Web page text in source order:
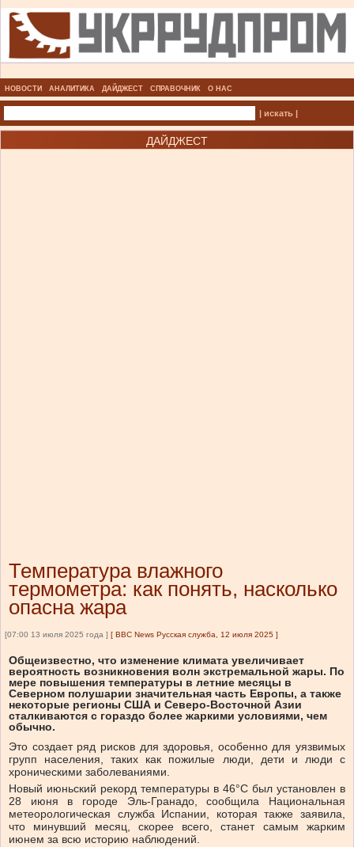
НОВОСТИ АНАЛИТИКА ДАЙДЖЕСТ СПРАВОЧНИК О НАС
| искать |
ДАЙДЖЕСТ
Температура влажного
термометра: как понять, насколько
опасна жара
[07:00 13 июля 2025 года ] [ BBC News Русская служба, 12 июля 2025 ]
Общеизвестно, что изменение климата увеличивает
вероятность возникновения волн экстремальной жары. По
мере повышения температуры в летние месяцы в
Северном полушарии значительная часть Европы, а также
некоторые регионы США и Северо-Восточной Азии
сталкиваются с гораздо более жаркими условиями, чем
обычно.
Это создает ряд рисков для здоровья, особенно для уязвимых
групп населения, таких как пожилые люди, дети и люди с
хроническими заболеваниями.
Новый июньский рекорд температуры в 46°C был установлен в
28 июня в городе Эль-Гранадо, сообщила Национальная
метеорологическая служба Испании, которая также заявила,
что минувший месяц, скорее всего, станет самым жарким
июнем за всю историю наблюдений.